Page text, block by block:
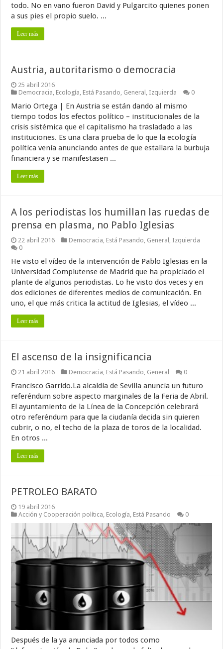
todo. No en vano fueron David y Pulgarcito quienes ponen
a sus pies el propio suelo. ...
Leer más
Austria, autoritarismo o democracia
25 abril 2016
Democracia Ecología Está Pasando General Izquierda 0
Mario Ortega | En Austria se están dando al mismo
tiempo todos los efectos político – institucionales de la
crisis sistémica que el capitalismo ha trasladado a las
instituciones. Es una clara prueba de lo que la ecología
política venía anunciando antes de que estallara la burbuja
financiera y se manifestasen ...
Leer más
A los periodistas los humillan las ruedas de
prensa en plasma, no Pablo Iglesias
22 abril 2016 Democracia Está Pasando General
Izquierda
0
He visto el vídeo de la intervención de Pablo Iglesias en la
Universidad Complutense de Madrid que ha propiciado el
plante de algunos periodistas. Lo he visto dos veces y en
dos ediciones de diferentes medios de comunicación. En
uno, el que más critica la actitud de Iglesias, el vídeo ...
Leer más
El ascenso de la insignificancia
21 abril 2016 Democracia Está Pasando General 0
Francisco Garrido.La alcaldía de Sevilla anuncia un futuro
referéndum sobre aspecto marginales de la Feria de Abril.
El ayuntamiento de la Línea de la Concepción celebrará
otro referéndum para que la ciudanía decida sin quieren
cubrir, o no, el techo de la plaza de toros de la localidad.
En otros ...
Leer más
PETROLEO BARATO
19 abril 2016
Acción y Cooperación política Ecología Está Pasando 0
Después de la ya anunciada por todos como